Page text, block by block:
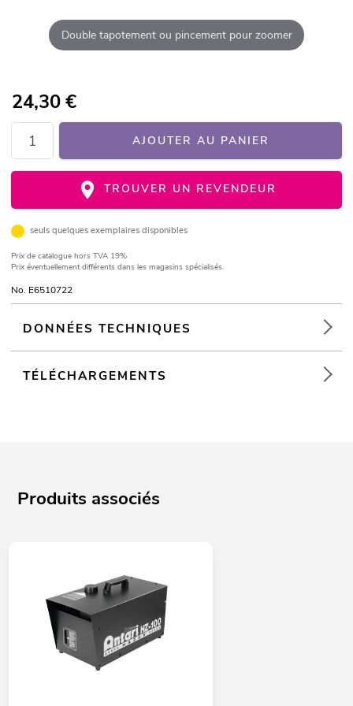
Double tapotement ou pincement pour zoomer
24,30€
AJOUTER AU PANIER
TROUVER UN REVENDEUR
seuls quelques exemplaires disponibles
Prix de catalogue hors TVA 19%
Prix éventuellement différents dans les magasins spécialisés.
No. E6510722
DONNÉES TECHNIQUES
TÉLÉCHARGEMENTS
Produits associés